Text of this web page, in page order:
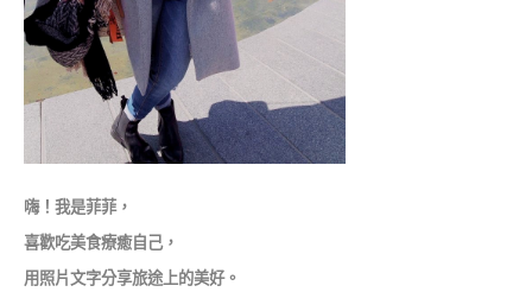
嗨！我是菲菲，
喜歡吃美食療癒自己，
用照片文字分享旅途上的美好。